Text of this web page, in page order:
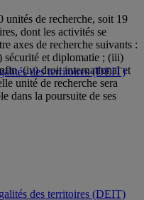
de recherche, soit 19
dont les activités se
axes de recherche suivants :
sécurité et diplomatie ; (iii)
(iv) droit international et
unité de recherche sera
dans la poursuite de ses